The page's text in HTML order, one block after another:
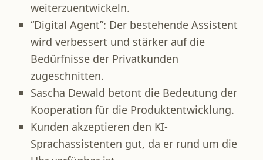
weiterzuentwickeln.
“Digital Agent”: Der bestehende Assistent
wird verbessert und stärker auf die
Bedürfnisse der Privatkunden
zugeschnitten.
Sascha Dewald betont die Bedeutung der
Kooperation für die Produktentwicklung.
Kunden akzeptieren den KI-
Sprachassistenten gut, da er rund um die